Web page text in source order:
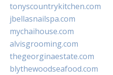
tonyscountrykitchen.com
jbellasnailspa.com
mychaihouse.com
alvisgrooming.com
thegeorginaestate.com
blythewoodseafood.com